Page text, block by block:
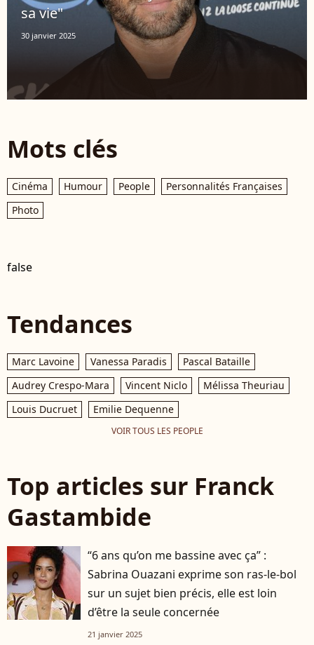
sa vie"
30 janvier 2025
Mots clés
Cinéma Humour People
Personnalités Françaises
Photo
false
Tendances
Marc Lavoine Vanessa Paradis
Pascal Bataille
Audrey Crespo-Mara
Vincent Niclo
Mélissa Theuriau
Louis Ducruet
Emilie Dequenne
VOIR TOUS LES PEOPLE
Top articles sur Franck
Gastambide
“6 ans qu’on me bassine avec ça” :
Sabrina Ouazani exprime son ras-le-bol
sur un sujet bien précis, elle est loin
d’être la seule concernée
21 janvier 2025